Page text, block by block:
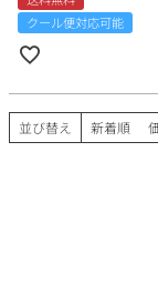
クール便対応可能
並び替え 新着順